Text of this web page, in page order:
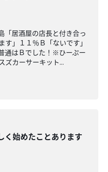
「居酒屋の店長と付き合っ
」１１％Ｂ「ないです」
通はＢでした！※ひーぷー
ズカーサーキット...
く始めたことあります